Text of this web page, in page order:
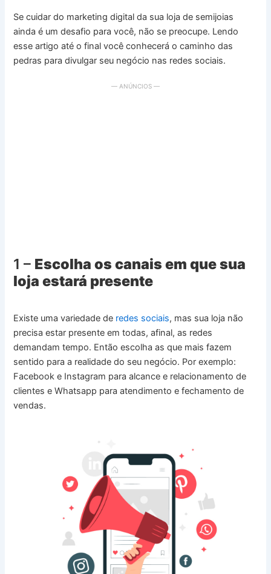
Se cuidar do marketing digital da sua loja de semijoias
ainda é um desafio para você, não se preocupe. Lendo
esse artigo até o final você conhecerá o caminho das
pedras para divulgar seu negócio nas redes sociais.
— ANÚNCIOS —
1 – Escolha os canais em que sua
loja estará presente
Existe uma variedade de redes sociais, mas sua loja não
precisa estar presente em todas, afinal, as redes
demandam tempo. Então escolha as que mais fazem
sentido para a realidade do seu negócio. Por exemplo:
Facebook e Instagram para alcance e relacionamento de
clientes e Whatsapp para atendimento e fechamento de
vendas.